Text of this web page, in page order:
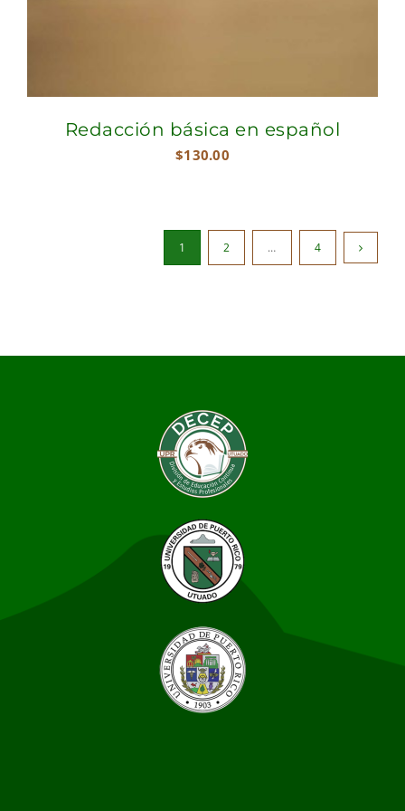
Redacción básica en español
$130.00
1 2 … 4